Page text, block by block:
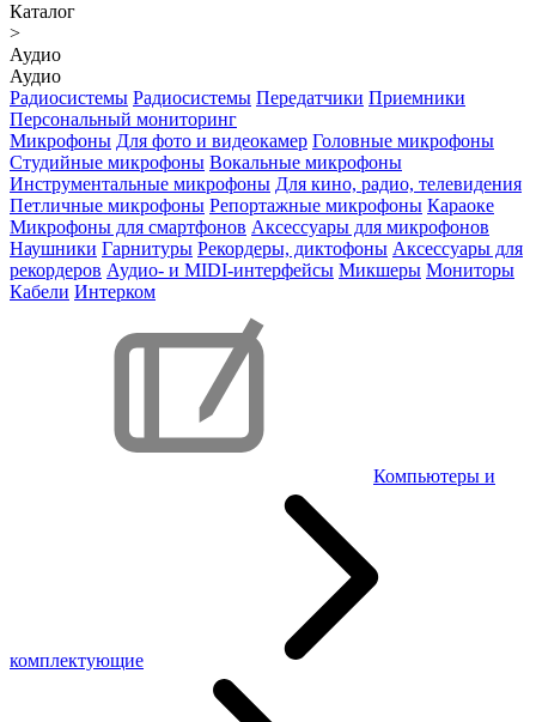
Каталог
>
Аудио
Аудио
Радиосистемы Радиосистемы Передатчики Приемники
Персональный мониторинг
Микрофоны Для фото и видеокамер Головные микрофоны
Студийные микрофоны Вокальные микрофоны
Инструментальные микрофоны Для кино, радио, телевидения
Петличные микрофоны Репортажные микрофоны Караоке
Микрофоны для смартфонов Аксессуары для микрофонов
Наушники Гарнитуры Рекордеры, диктофоны Аксессуары для
рекордеров Аудио- и MIDI-интерфейсы Микшеры Мониторы
Кабели Интерком
Компьютеры и
комплектующие